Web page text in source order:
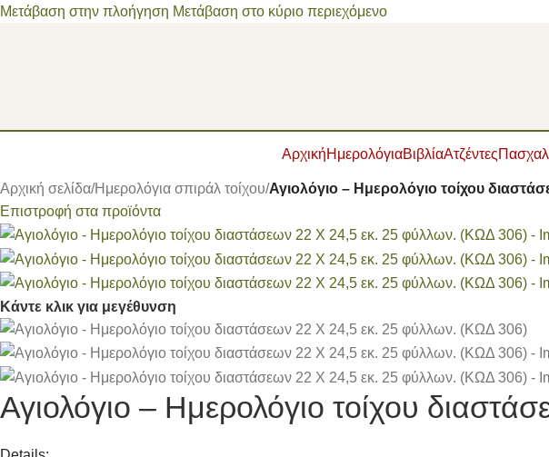
Μετάβαση στην πλοήγηση Μετάβαση στο κύριο περιεχόμενο
ΑρχικήΗμερολόγιαΒιβλίαΑτζέντες
Αρχική σελίδα/Ημερολόγια σπιράλ τοίχου/Αγιολόγιο – Ημερολόγιο τοίχου
Επιστροφή στα προϊόντα
Κάντε κλικ για μεγέθυνση
Αγιολόγιο – Ημερολόγιο τοίχου